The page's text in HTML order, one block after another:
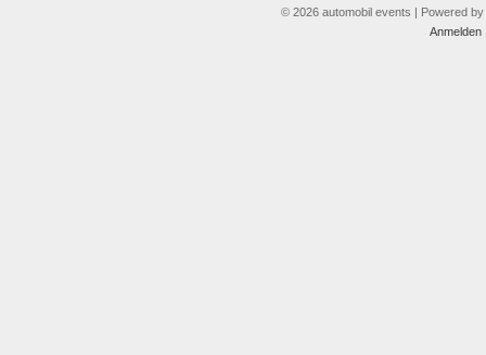
© 2026 automobil events | Powered by
Anmelden|